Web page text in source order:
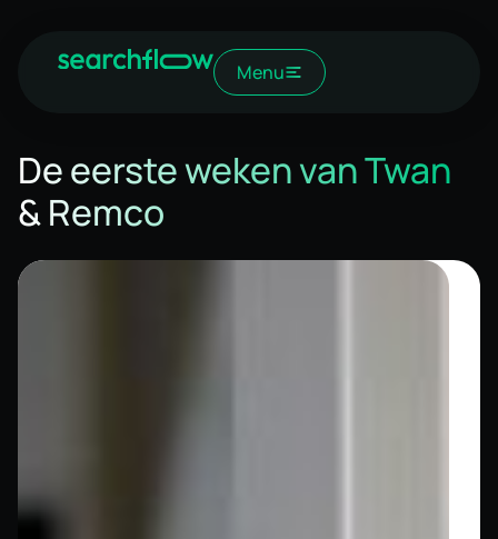
Menu
De eerste weken van Twan
& Remco